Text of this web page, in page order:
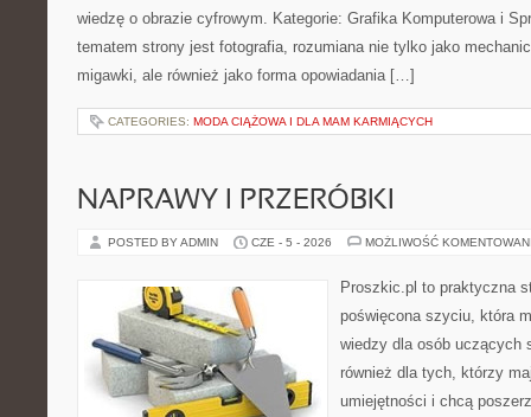
wiedzę o obrazie cyfrowym. Kategorie: Grafika Komputerowa i
tematem strony jest fotografia, rozumiana nie tylko jako
migawki, ale również jako forma opowiadania […]
CATEGORIES: MODA CIĄŻOWA I DLA MAM KARMIĄCYCH
NAPRAWY I PRZERÓBKI
POSTED BY ADMIN CZE - 5 - 2026 MOŻLIWOŚĆ
Proszkic.pl to praktyczna
poświęcona szyciu, która
wiedzy dla osób uczących
również dla tych, którzy
umiejętności i chcą